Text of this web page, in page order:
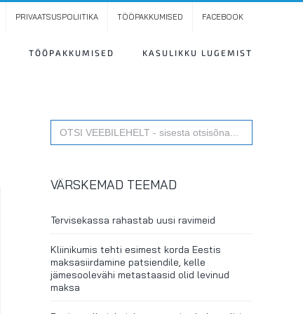
PRIVAATSUSPOLIITIKA TÖÖPAKKUMISED FACEBOOK
TÖÖPAKKUMISED KASULIKKU LUGEMIST
Search
for:
VÄRSKEMAD TEEMAD
Tervisekassa rahastab uusi ravimeid
Kliinikumis tehti esimest korda Eestis
maksasiirdamine patsiendile, kelle
jämesoolevähi metastaasid olid levinud
maksa